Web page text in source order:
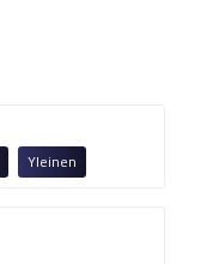
Yleinen